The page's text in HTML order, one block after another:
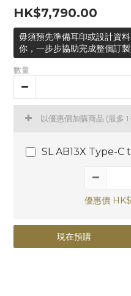
HK$7,790.00
毋須預先準備耳印或設計資
你，一步步協助完成整個訂製
數量
以優惠價加購商品 (最多 1
SL AB13X Type-C
優惠價
現在預購